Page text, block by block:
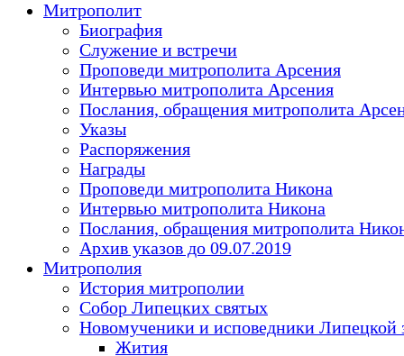
Митрополит
Биография
Служение и встречи
Проповеди митрополита Арсения
Интервью митрополита Арсения
Послания, обращения митрополита
Указы
Распоряжения
Награды
Проповеди митрополита Никона
Интервью митрополита Никона
Послания, обращения митрополита
Архив указов до 09.07.2019
Митрополия
История митрополии
Собор Липецких святых
Новомученики и исповедники Липецкой
Жития